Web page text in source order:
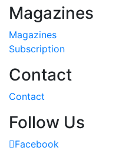
Magazines
Magazines
Subscription
Contact
Contact
Follow Us
Facebook